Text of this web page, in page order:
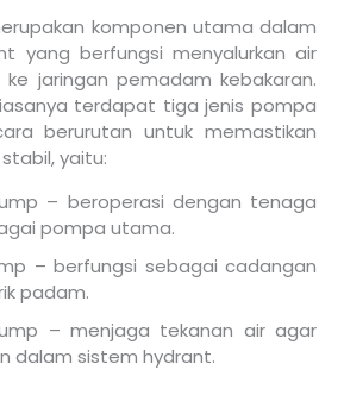
komponen utama dalam
yang berfungsi menyalurkan air
jaringan pemadam kebakaran.
terdapat tiga jenis pompa
berurutan untuk memastikan
yaitu:
– beroperasi dengan tenaga
pompa utama.
– berfungsi sebagai cadangan
padam.
– menjaga tekanan air agar
dalam sistem hydrant.